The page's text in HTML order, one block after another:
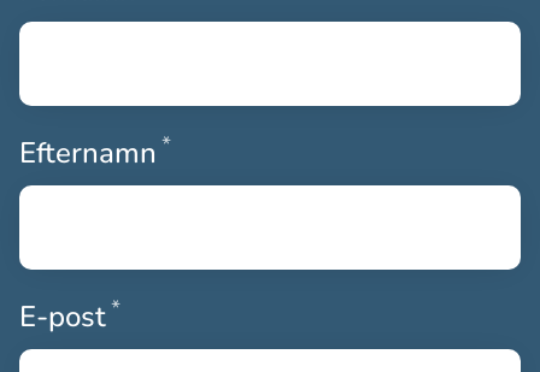
Efternamn *Obligatoriskt
E-post*Obligatoriskt